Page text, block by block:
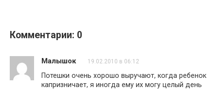
Комментарии: 0
Малышок 19.02.2010 в 06:12
Потешки очень хорошо выручают, когда ребенок
капризничает, я иногда ему их могу целый день